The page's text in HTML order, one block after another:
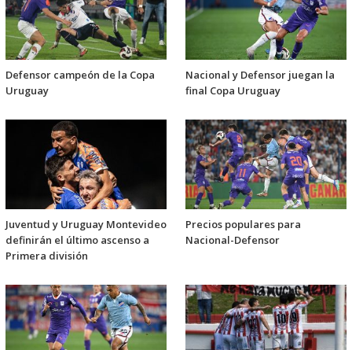
Defensor campeón de la Copa
Uruguay
Nacional y Defensor juegan la
final Copa Uruguay
Juventud y Uruguay Montevideo
definirán el último ascenso a
Primera división
Precios populares para
Nacional-Defensor